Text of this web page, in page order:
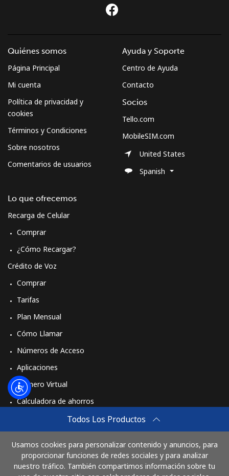
Todos Los Productos
Usamos cookies para personalizar contenido y anuncios, para
proporcionar funciones de redes sociales y para analizar
nuestro tráfico. También compartimos información sobre tu
Quiénes somos
Página Principal
Mi cuenta
Política de privacidad y
cookies
Términos y Condiciones
Sobre nosotros
Comentarios de usuarios
Lo que ofrecemos
Recarga de Celular
Comprar
¿Cómo Recargar?
Crédito de Voz
Comprar
Tarifas
Plan Mensual
Cómo Llamar
Números de Acceso
Aplicaciones
Número Virtual
Calculadora de ahorros
Comprar
Cómo funciona
Ayuda y Soporte
Centro de Ayuda
Contacto
Socios
Tello.com
MobileSIM.com
United States
Spanish